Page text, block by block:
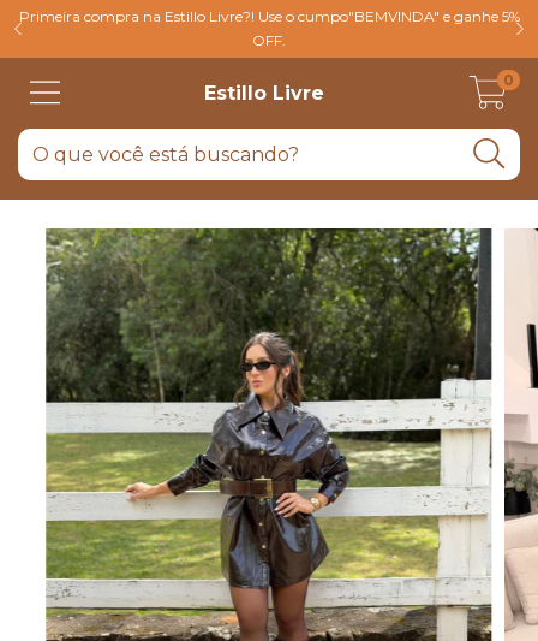
Primeira compra na Estillo Livre?! Use o cumpo"BEMVINDA" e ganhe 5%
OFF.
Estillo Livre
0